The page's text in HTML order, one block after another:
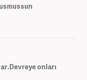
onları